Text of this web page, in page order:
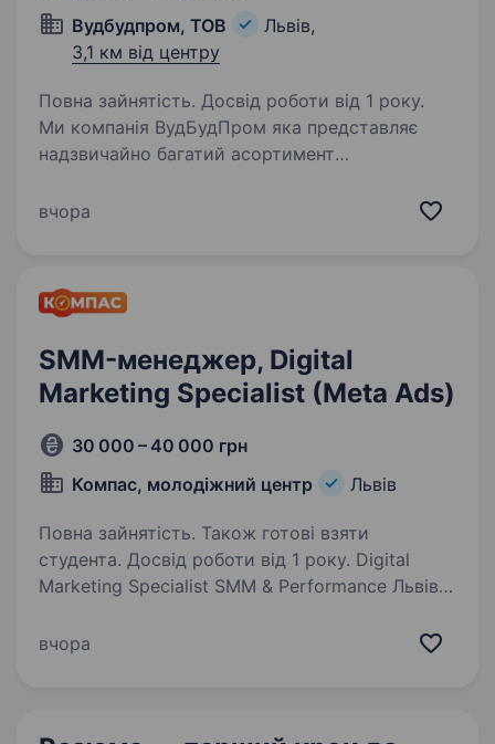
Вудбудпром, ТОВ
Львів,
3,1 км від центру
Повна зайнятість. Досвід роботи від 1 року.
Ми компанія ВудБудПром яка представляє
надзвичайно багатий асортимент
лаки, масла, віск і багато іншого). У нас амбітні
вчора
SMM-менеджер, Digital
Marketing Specialist (Meta Ads)
30 000 – 40 000 грн
Компас, молодіжний центр
Львів
Повна зайнятість. Також готові взяти
студента. Досвід роботи від 1 року. Digital
Marketing Specialist SMM & Performance Львів |
Шукаємо маркетолога, який любить не лише
вчора